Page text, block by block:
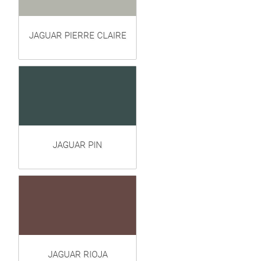
JAGUAR PIERRE CLAIRE
JAGUAR PIN
JAGUAR RIOJA